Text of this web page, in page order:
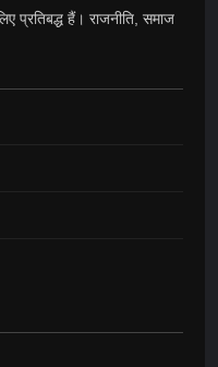
हैं। राजनीति, समाज